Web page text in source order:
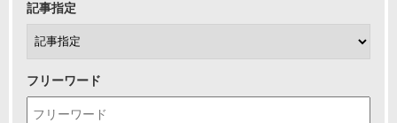
記事指定
フリーワード